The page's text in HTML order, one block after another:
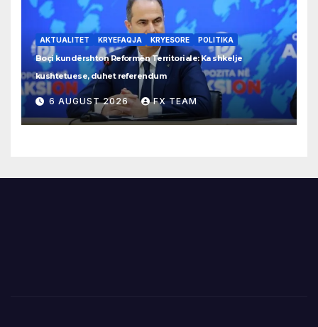
AKTUALITET KRYEFAQJA KRYESORE POLITIKA
Boçi kundërshton Reformën Territoriale: Ka shkelje
kushtetuese, duhet referendum
6 AUGUST 2026 FX TEAM